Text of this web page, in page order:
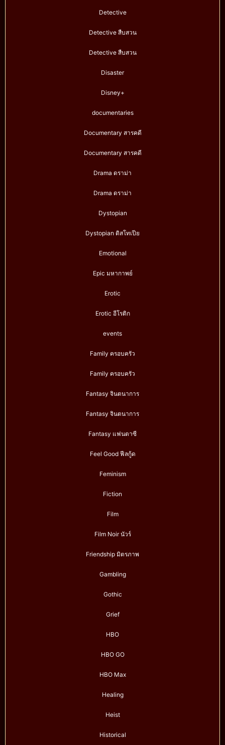
Detective
Detective สืบสวน
Detective สืบสวน
Disaster
Disney+
documentaries
Documentary สารคดี
Documentary สารคดี
Drama ดราม่า
Drama ดราม่า
Dystopian
Dystopian ดิสโทเปีย
Emotional
Epic มหากาพย์
Erotic
Erotic อีโรติก
events
Family ครอบครัว
Family ครอบครัว
Fantasy จินตนาการ
Fantasy จินตนาการ
Fantasy แฟนตาซี
Feel Good ฟีลกู้ด
Feminism
Fiction
Film
Film Noir นัวร์
Friendship มิตรภาพ
Gambling
Gothic
Grief
HBO
HBO GO
HBO Max
Healing
Heist
Historical